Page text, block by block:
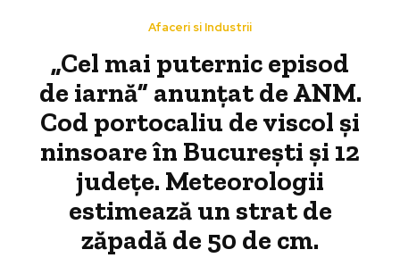
Afaceri si Industrii
„Cel mai puternic episod
de iarnă” anunțat de ANM.
Cod portocaliu de viscol și
ninsoare în București și 12
județe. Meteorologii
estimează un strat de
zăpadă de 50 de cm.